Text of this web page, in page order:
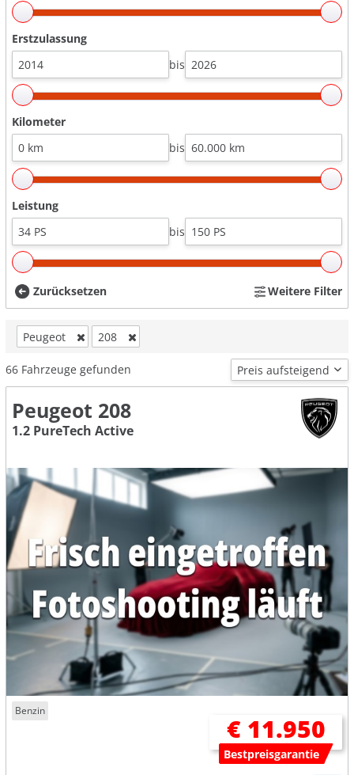
Erstzulassung
bis
Kilometer
bis
Leistung
bis
Zurücksetzen Weitere Filter
Peugeot 208
66 Fahrzeuge gefunden
Peugeot 208
1.2 PureTech Active
Benzin
€ 11.950
Bestpreisgarantie